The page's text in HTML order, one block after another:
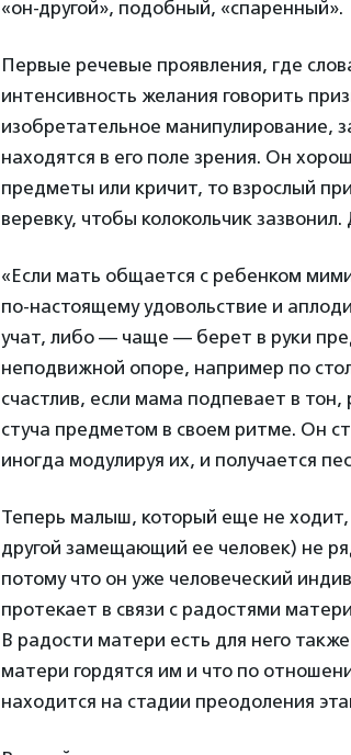
«он-другой», подобный, «спаренный».
Первые речевые проявления, где
интенсивность желания говорить
изобретательное манипулирование,
находятся в его поле зрения. Он
предметы или кричит, то взрослый
веревку, чтобы колокольчик
«Если мать общается с ребенком
по-настоящему удовольствие и
учат, либо — чаще — берет в руки
неподвижной опоре, например по
счастлив, если мама подпевает в
стуча предметом в своем ритме. Он
иногда модулируя их, и получается
Теперь малыш, который еще не ходит,
другой замещающий ее человек) не
потому что он уже человеческий
протекает в связи с радостями
В радости матери есть для него
матери гордятся им и что по
находится на стадии преодоления